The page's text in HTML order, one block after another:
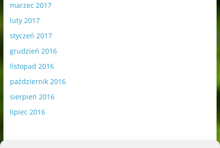
marzec 2017
luty 2017
styczeń 2017
grudzień 2016
listopad 2016
październik 2016
sierpień 2016
lipiec 2016